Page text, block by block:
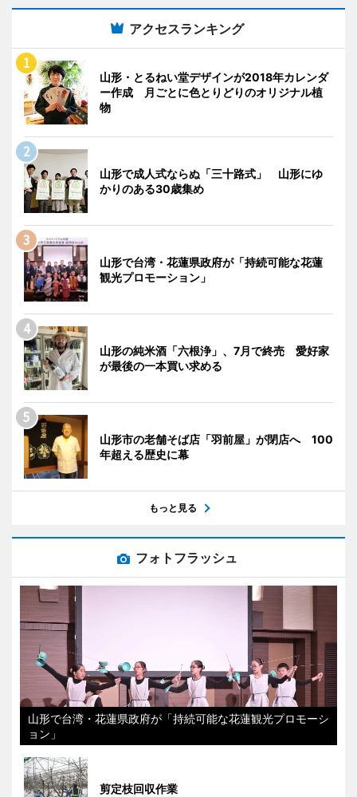
アクセスランキング
山形・とるねい堂デザインが2018年カレンダ
ー作成 月ごとに色とりどりのオリジナル植
物
山形で成人式ならぬ「三十路式」 山形にゆ
かりのある30歳集め
山形で台湾・花蓮県政府が「持続可能な花蓮
観光プロモーション」
山形の純米酒「六根浄」、7月で終売 愛好家
が最後の一本買い求める
山形市の老舗そば店「羽前屋」が閉店へ 100
年超える歴史に幕
もっと見る
フォトフラッシュ
山形で台湾・花蓮県政府が「持続可能な花蓮観光プロモーシ
ョン」
剪定枝回収作業